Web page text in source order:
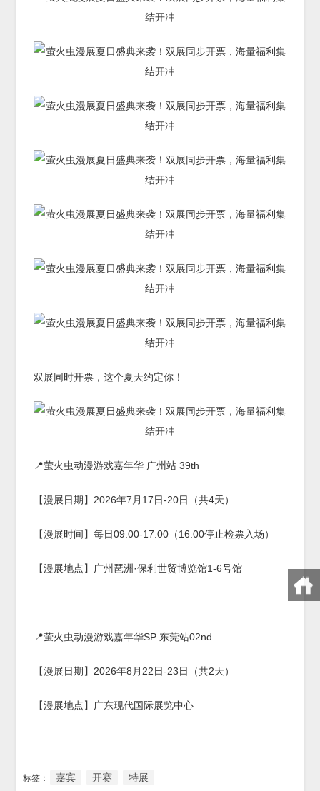
双展同时开票，这个夏天约定你！
📍萤火虫动漫游戏嘉年华 广州站 39th
【漫展日期】2026年7月17日-20日（共4天）
【漫展时间】每日09:00-17:00（16:00停止检票入场）
【漫展地点】广州琶洲·保利世贸博览馆1-6号馆
📍萤火虫动漫游戏嘉年华SP 东莞站02nd
【漫展日期】2026年8月22日-23日（共2天）
【漫展地点】广东现代国际展览中心
标签： 嘉宾 开赛 特展